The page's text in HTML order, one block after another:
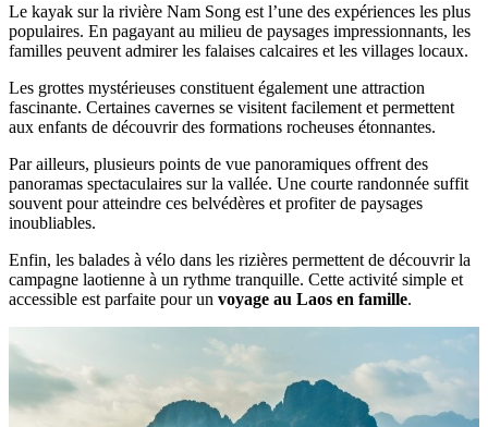
Le kayak sur la rivière Nam Song est l’une des expériences les plus
populaires. En pagayant au milieu de paysages impressionnants, les
familles peuvent admirer les falaises calcaires et les villages locaux.
Les grottes mystérieuses constituent également une attraction
fascinante. Certaines cavernes se visitent facilement et permettent
aux enfants de découvrir des formations rocheuses étonnantes.
Par ailleurs, plusieurs points de vue panoramiques offrent des
panoramas spectaculaires sur la vallée. Une courte randonnée suffit
souvent pour atteindre ces belvédères et profiter de paysages
inoubliables.
Enfin, les balades à vélo dans les rizières permettent de découvrir la
campagne laotienne à un rythme tranquille. Cette activité simple et
accessible est parfaite pour un voyage au Laos en famille.